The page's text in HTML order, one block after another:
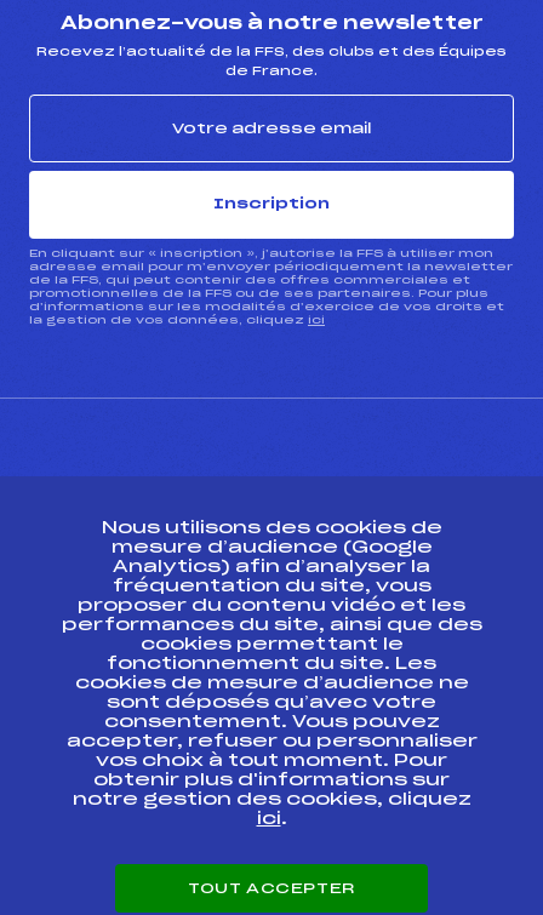
Abonnez-vous à notre newsletter
Recevez l’actualité de la FFS, des clubs et des Équipes
de France.
Inscription
En cliquant sur « inscription », j’autorise la FFS à utiliser mon
adresse email pour m’envoyer périodiquement la newsletter
de la FFS, qui peut contenir des offres commerciales et
promotionnelles de la FFS ou de ses partenaires. Pour plus
d’informations sur les modalités d’exercice de vos droits et
la gestion de vos données, cliquez ici
ESPACE PRESSE
Ressources
Pass’Neige
Projet sportif fédéral
Projet de performance fédéral
Antidopage
Pôle Développement, Formation, Suivi
Scientifique
Listes ministérielles
Pôle vie de l’athlète
Carrières
Nous utilisons des cookies de
mesure d’audience (Google
Analytics) afin d’analyser la
fréquentation du site, vous
proposer du contenu vidéo et les
performances du site, ainsi que des
cookies permettant le
fonctionnement du site. Les
cookies de mesure d’audience ne
sont déposés qu’avec votre
consentement. Vous pouvez
accepter, refuser ou personnaliser
vos choix à tout moment. Pour
obtenir plus d'informations sur
notre gestion des cookies, cliquez
ici.
TOUT ACCEPTER